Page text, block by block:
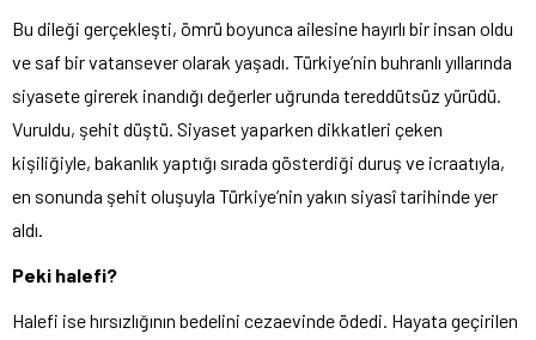
Bu dileği gerçekleşti, ömrü boyunca ailesine hayırlı bir insan oldu
ve saf bir vatansever olarak yaşadı. Türkiye’nin buhranlı yıllarında
siyasete girerek inandığı değerler uğrunda tereddütsüz yürüdü.
Vuruldu, şehit düştü. Siyaset yaparken dikkatleri çeken
kişiliğiyle, bakanlık yaptığı sırada gösterdiği duruş ve icraatıyla,
en sonunda şehit oluşuyla Türkiye’nin yakın siyasî tarihinde yer
aldı.
Peki halefi?
Halefi ise hırsızlığının bedelini cezaevinde ödedi. Hayata geçirilen